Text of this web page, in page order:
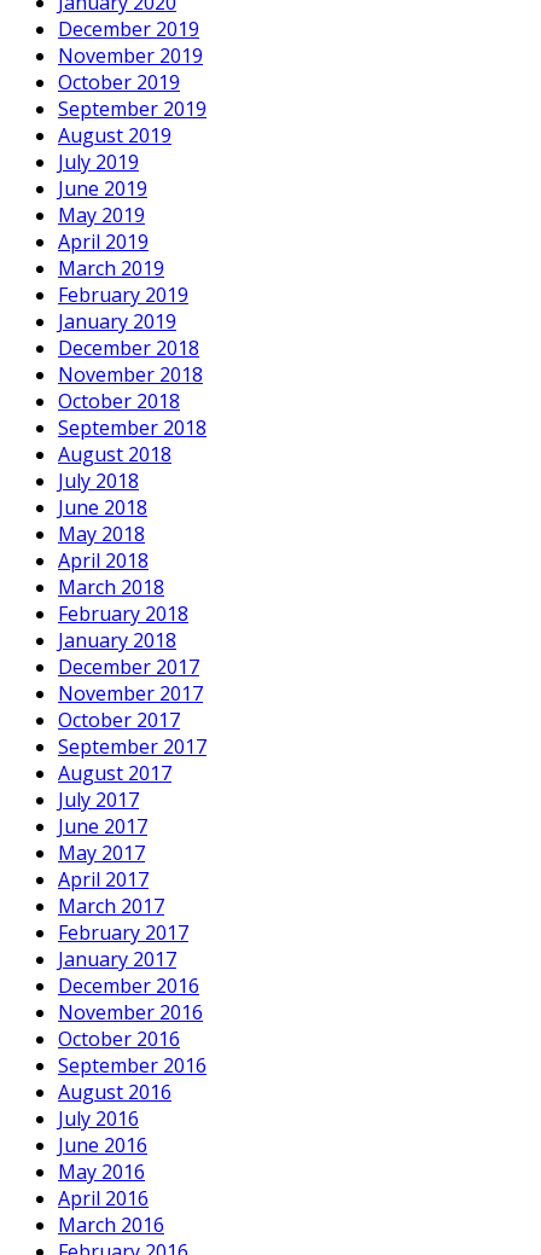
December 2019
November 2019
October 2019
September 2019
August 2019
July 2019
June 2019
May 2019
April 2019
March 2019
February 2019
January 2019
December 2018
November 2018
October 2018
September 2018
August 2018
July 2018
June 2018
May 2018
April 2018
March 2018
February 2018
January 2018
December 2017
November 2017
October 2017
September 2017
August 2017
July 2017
June 2017
May 2017
April 2017
March 2017
February 2017
January 2017
December 2016
November 2016
October 2016
September 2016
August 2016
July 2016
June 2016
May 2016
April 2016
March 2016